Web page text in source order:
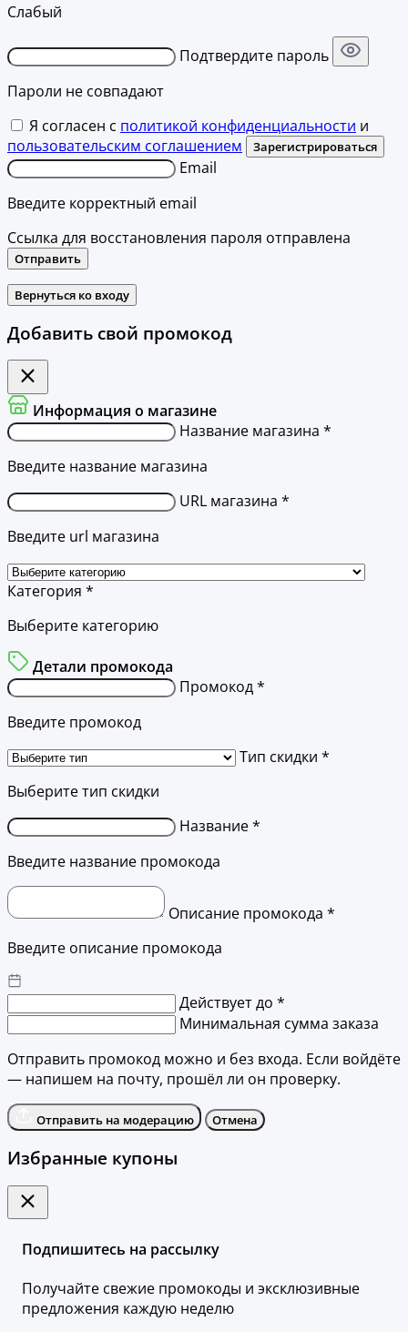
Слабый
Подтвердите пароль
Пароли не совпадают
Я согласен с политикой конфиденциальности и
пользовательским соглашением
Зарегистрироваться
Email
Введите корректный email
Ссылка для восстановления пароля отправлена
Отправить
Вернуться ко входу
Добавить свой промокод
Информация о магазине
Название магазина *
Введите название магазина
URL магазина *
Введите url магазина
Категория *
Выберите категорию
Детали промокода
Промокод *
Введите промокод
Тип скидки *
Выберите тип скидки
Название *
Введите название промокода
Описание промокода *
Введите описание промокода
Действует до *
Минимальная сумма заказа
Отправить промокод можно и без входа. Если войдёте
— напишем на почту, прошёл ли он проверку.
Отправить на модерацию Отмена
Избранные купоны
Подпишитесь на рассылку
Получайте свежие промокоды и эксклюзивные
предложения каждую неделю